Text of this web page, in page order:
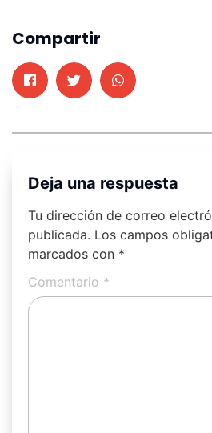
Compartir
Deja una respuesta
Tu dirección de correo
publicada. Los campos
marcados con *
Comentario *